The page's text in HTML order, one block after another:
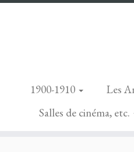
1900-1910 Les
Salles de cinéma, etc.